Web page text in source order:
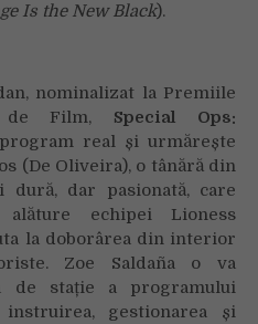
Is the New Black).
nominalizat la Premiile
de Film, Special Ops:
real și urmărește
(De Oliveira), o tânără din
dură, dar pasionată, care
echipei Lioness
la doborârea din interior
Zoe Saldaña o va
de stație a programului
gestionarea și